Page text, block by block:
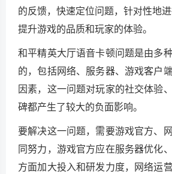
的反馈，快速定位问题，针对性地
提升游戏的品质和玩家的体验。
和平精英大厅语音卡顿问题是由多
的，包括网络、服务器、游戏客户
因素，这一问题对玩家的社交体验
碑都产生了较大的负面影响。
要解决这一问题，需要游戏官方、
同努力，游戏官方应在服务器优化
方面加大投入和研发力度，网络运